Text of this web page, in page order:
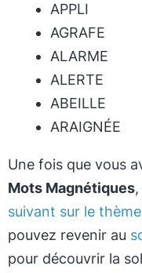
APPLI
AGRAFE
ALARME
ALERTE
ABEILLE
ARAIGNÉE
Une fois que vous
Mots Magnétiques
suivant sur le
pouvez revenir au
pour découvrir la